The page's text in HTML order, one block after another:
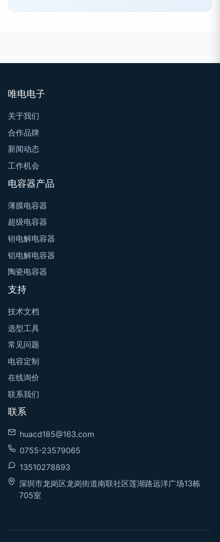
唯电电子
关于我们
合作品牌
新闻动态
工作机会
电容器产品
薄膜电容器
超级电容器
钽电解电容器
铝电解电容器
陶瓷电容器
支持
技术文档
选型工具
常见问题
电容定制
在线询价
联系我们
联系
huacd185@163.com
0755-23579065
13510278893
深圳市龙岗区龙岗街道南联社区莲湖路远洋广场13栋
705室